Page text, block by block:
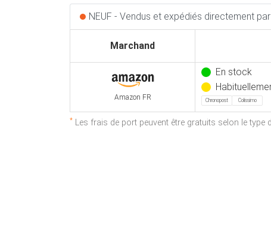
NEUF - Vendus et expédiés directement
Marchand
Amazon FR
En stock
Chronopost Colissimo
* Les frais de port peuvent être gratuits selon le